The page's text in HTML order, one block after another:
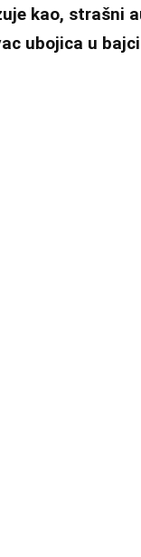
kao, strašni
ubojica u